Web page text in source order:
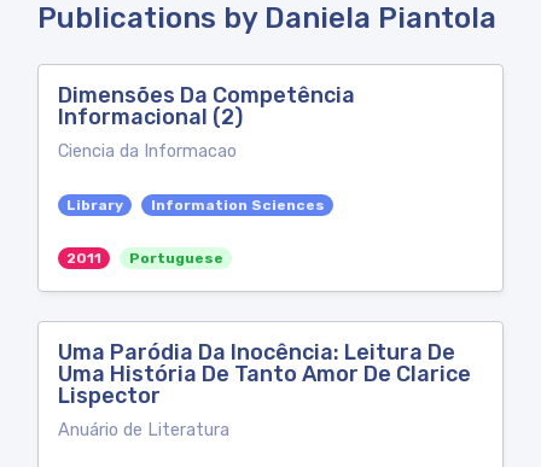
Publications by Daniela Piantola
Dimensões Da Competência
Informacional (2)
Ciencia da Informacao
Library Information Sciences
2011 Portuguese
Uma Paródia Da Inocência: Leitura De
Uma História De Tanto Amor De Clarice
Lispector
Anuário de Literatura